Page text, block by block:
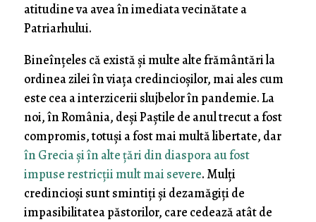
atitudine va avea în imediata vecinătate a
Patriarhului.
Bineînțeles că există și multe alte frământări la
ordinea zilei în viața credincioșilor, mai ales cum
este cea a interzicerii slujbelor în pandemie. La
noi, în România, deși Paștile de anul trecut a fost
compromis, totuși a fost mai multă libertate, dar
în Grecia și în alte țări din diaspora au fost
impuse restricții mult mai severe. Mulți
credincioși sunt smintiți și dezamăgiți de
impasibilitatea păstorilor, care cedează atât de